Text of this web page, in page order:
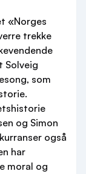
«Norges
trekke
Solveig
som
og Simon
også
har
moral og